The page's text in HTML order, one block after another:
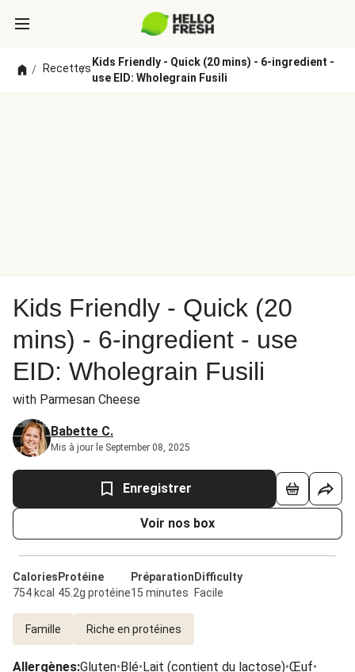
/ Recettes
/
Kids Friendly - Quick (20 mins) - 6-ingredient -
use EID: Wholegrain Fusili
Kids Friendly - Quick (20
mins) - 6-ingredient - use
EID: Wholegrain Fusili
with Parmesan Cheese
Babette C.
Mis à jour le September 08, 2025
Enregistrer
Voir nos box
Calories
754 kcal
Protéine
45.2g protéine
Préparation
15 minutes
Difficulty
Facile
Famille Riche en protéines
Allergènes:Gluten•Blé•Lait (contient du lactose)•Œuf•